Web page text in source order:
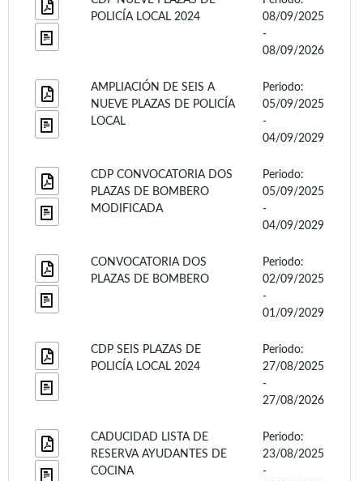
POLICÍA LOCAL 2024
08/09/2025
-
08/09/2026
AMPLIACIÓN DE SEIS A
NUEVE PLAZAS DE POLICÍA
LOCAL
Periodo:
05/09/2025
-
04/09/2029
CDP CONVOCATORIA DOS
PLAZAS DE BOMBERO
MODIFICADA
Periodo:
05/09/2025
-
04/09/2029
CONVOCATORIA DOS
PLAZAS DE BOMBERO
Periodo:
02/09/2025
-
01/09/2029
CDP SEIS PLAZAS DE
POLICÍA LOCAL 2024
Periodo:
27/08/2025
-
27/08/2026
CADUCIDAD LISTA DE
RESERVA AYUDANTES DE
COCINA
Periodo:
23/08/2025
-